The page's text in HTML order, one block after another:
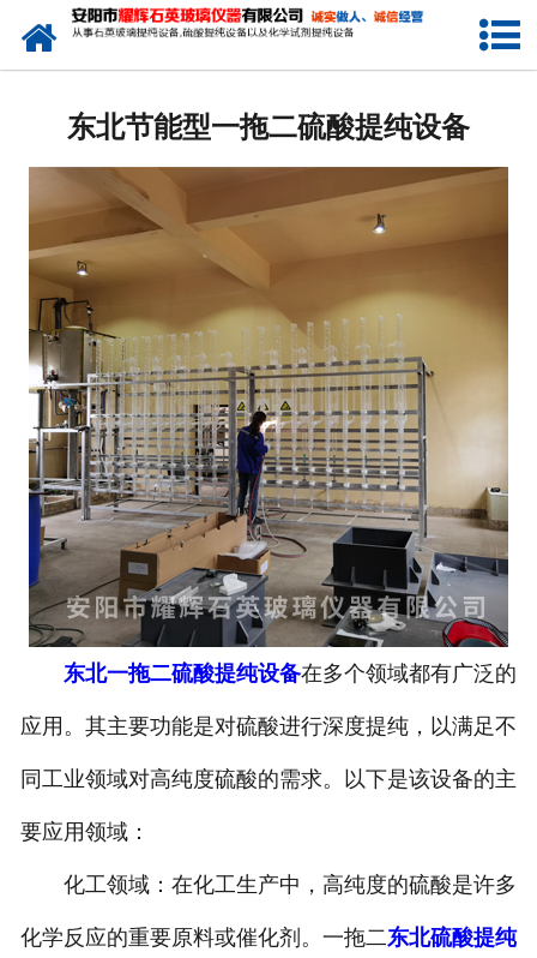
网站首页
东北电子级硫酸提纯设备
东北天燃气加热石英玻璃硫酸提纯
设备
- 东北煤加热石英玻璃硫酸提纯设备
- 东北大型一拖二石英玻璃硫酸提纯
东北石英玻璃盐酸提纯设备
东北节能型一拖二硫酸提纯设备
东北一拖二硫酸提纯设备在多个领域都有广泛的
应用。其主要功能是对硫酸进行深度提纯，以满足不
同工业领域对高纯度硫酸的需求。以下是该设备的主
要应用领域：
化工领域：在化工生产中，高纯度的硫酸是许多
化学反应的重要原料或催化剂。一拖二东北硫酸提纯